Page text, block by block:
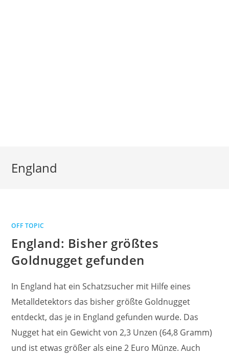
England
OFF TOPIC
England: Bisher größtes
Goldnugget gefunden
In England hat ein Schatzsucher mit Hilfe eines
Metalldetektors das bisher größte Goldnugget
entdeckt, das je in England gefunden wurde. Das
Nugget hat ein Gewicht von 2,3 Unzen (64,8 Gramm)
und ist etwas größer als eine 2 Euro Münze. Auch